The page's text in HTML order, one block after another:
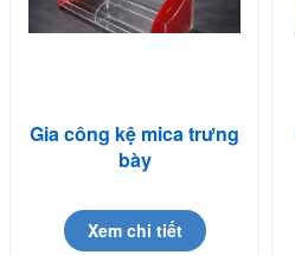
Gia công kệ mica trưng
bày
Xem chi tiết